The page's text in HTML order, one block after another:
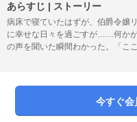
あらすじ | ストーリー
病床で寝ていたはずが、伯爵令嬢
に幸せな日々を過ごすが……何か
の声を聞いた瞬間わかった。「こ
そしてその声は、私の最推しアレ
今すぐ会